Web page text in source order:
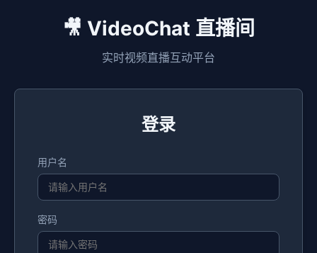
🎥 VideoChat 直播间
实时视频直播互动平台
登录
用户名
密码